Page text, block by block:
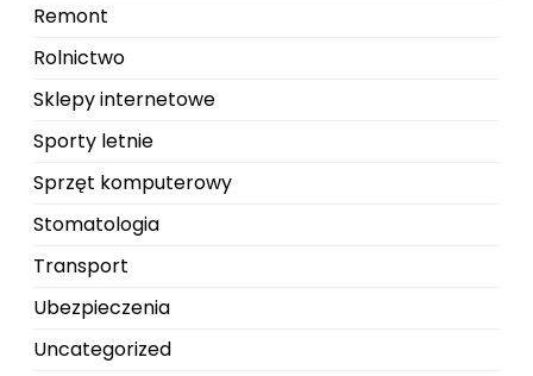
Remont
Rolnictwo
Sklepy internetowe
Sporty letnie
Sprzęt komputerowy
Stomatologia
Transport
Ubezpieczenia
Uncategorized